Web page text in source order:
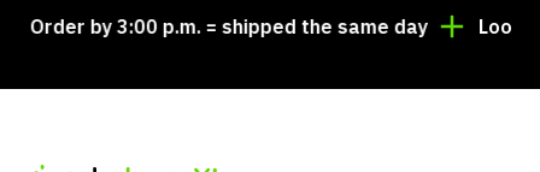
by 3:00 p.m. = shipped the same day Looking